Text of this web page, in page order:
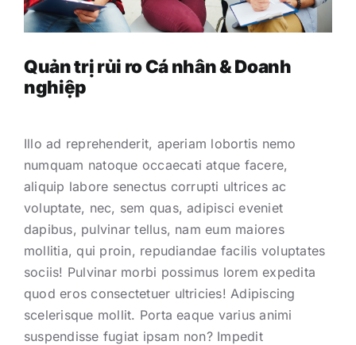
Quản trị rủi ro Cá nhân & Doanh
nghiệp
Illo ad reprehenderit, aperiam lobortis nemo
numquam natoque occaecati atque facere,
aliquip labore senectus corrupti ultrices ac
voluptate, nec, sem quas, adipisci eveniet
dapibus, pulvinar tellus, nam eum maiores
mollitia, qui proin, repudiandae facilis voluptates
sociis! Pulvinar morbi possimus lorem expedita
quod eros consectetuer ultricies! Adipiscing
scelerisque mollit. Porta eaque varius animi
suspendisse fugiat ipsam non? Impedit